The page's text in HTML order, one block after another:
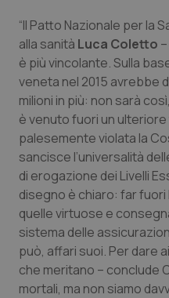
Puglia
Sardegna
Sicilia
Toscana
Umbria
Valle D’Aosta
Veneto
Malattie rare
Malattia di Crohn
Neuroscienze &
Obesità
Oftalmologia
Oncodermatologia
Oncoematologia
“Il Patto Nazionale per la
alla sanità Luca Coletto
è più vincolante. Sulla
veneta nel 2015 avrebbe
milioni in più: non sarà
è venuto fuori un ulteriore
palesemente violata la
sancisce l’universalità
di erogazione dei Livelli
disegno è chiaro: far fuori
quelle virtuose e
sistema delle
può, affari suoi. Per dare
che meritano – conclude
mortali, ma non siamo